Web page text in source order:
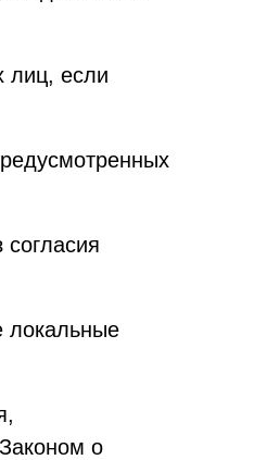
лиц, если
локальные
о